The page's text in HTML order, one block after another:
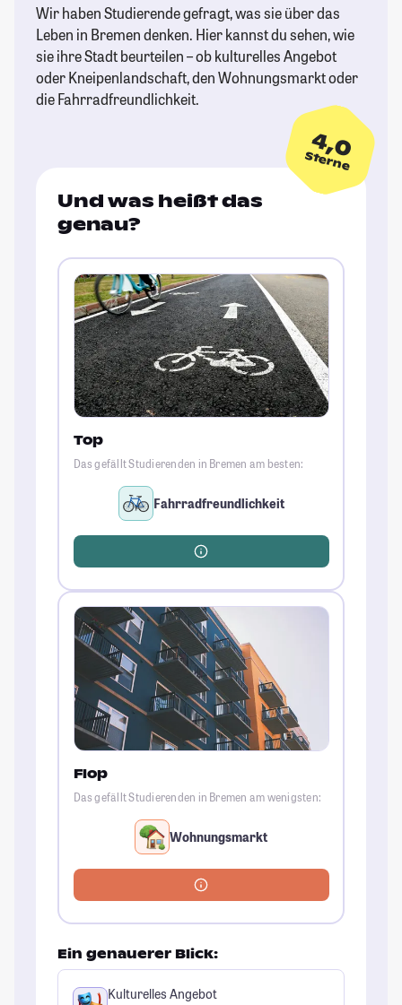
Wir haben Studierende gefragt, was sie über das
Leben in Bremen denken. Hier kannst du sehen, wie
sie ihre Stadt beurteilen – ob kulturelles Angebot
oder Kneipenlandschaft, den Wohnungsmarkt oder
die Fahrradfreundlichkeit.
4,0
Sterne
Und was heißt das
genau?
Top
Das gefällt Studierenden in Bremen am besten:
Fahrradfreundlichkeit
Flop
Das gefällt Studierenden in Bremen am wenigsten:
Wohnungsmarkt
Ein genauerer Blick:
Kulturelles Angebot